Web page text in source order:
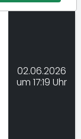
02.06.2026
um 17:19 Uhr